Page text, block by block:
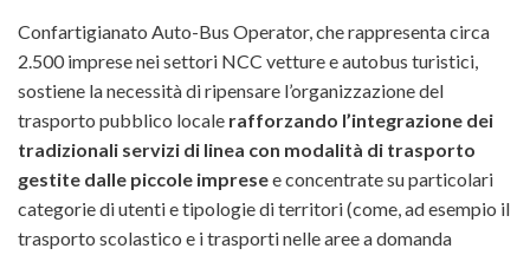
Confartigianato Auto-Bus Operator, che rappresenta circa
2.500 imprese nei settori NCC vetture e autobus turistici,
sostiene la necessità di ripensare l’organizzazione del
trasporto pubblico locale rafforzando l’integrazione dei
tradizionali servizi di linea con modalità di trasporto
gestite dalle piccole impresee concentrate su particolari
categorie di utenti e tipologie di territori (come, ad esempio il
trasporto scolastico e i trasporti nelle aree a domanda